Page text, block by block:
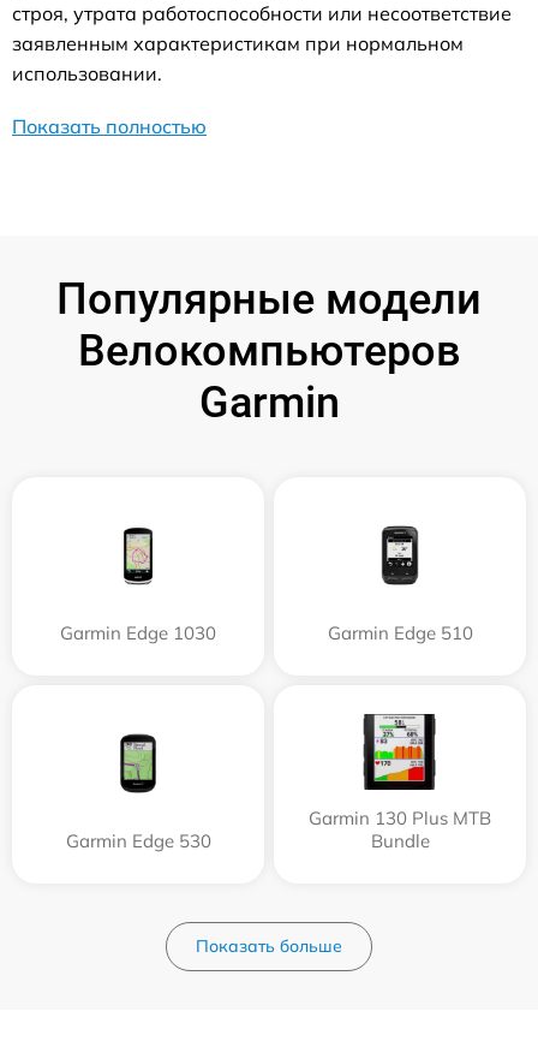
строя, утрата работоспособности или несоответствие
заявленным характеристикам при нормальном
использовании.
Показать полностью
Популярные модели
Велокомпьютеров
Garmin
Garmin Edge 1030 Garmin Edge 510
Garmin Edge 530
Garmin 130 Plus MTB
Bundle
Показать больше